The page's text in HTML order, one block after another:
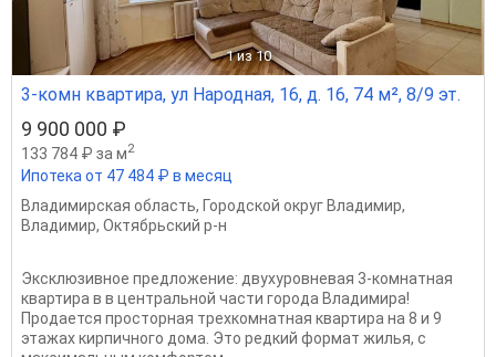
1 из 10
3-комн квартира, ул Народная, 16, д. 16, 74 м², 8/9 эт.
9 900 000 ₽
133 784 ₽ за м2
Ипотека от 47 484 ₽ в месяц
Владимирская область, Городской округ Владимир,
Владимир, Октябрьский р-н
Эксклюзивное предложение: двухуровневая 3-комнатная
квартира в в центральной части города Владимира!
Продается просторная трехкомнатная квартира на 8 и 9
этажах кирпичного дома. Это редкий формат жилья, с